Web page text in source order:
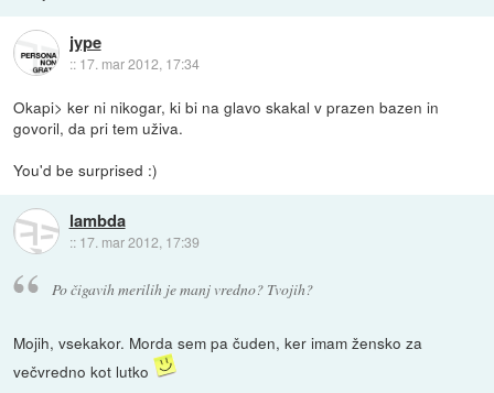
jype
:: 17. mar 2012, 17:34
Okapi> ker ni nikogar, ki bi na glavo skakal v prazen bazen in
govoril, da pri tem uživa.
You'd be surprised :)
lambda
:: 17. mar 2012, 17:39
Po čigavih merilih je manj vredno? Tvojih?
Mojih, vsekakor. Morda sem pa čuden, ker imam žensko za
večvredno kot lutko